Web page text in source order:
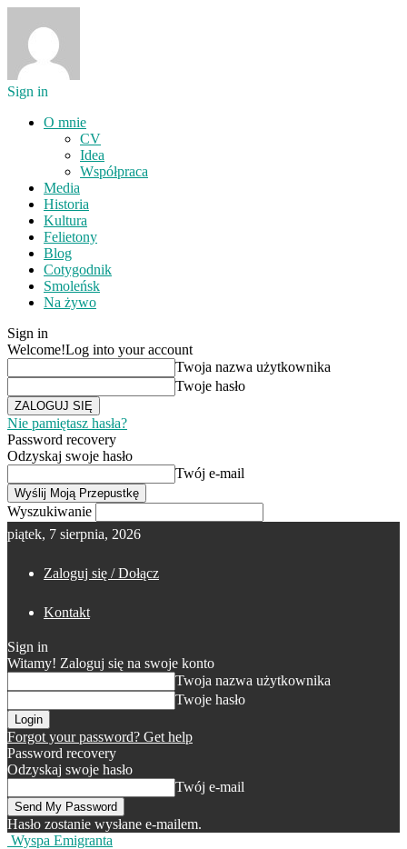
Sign in
O mnie
CV
Idea
Współpraca
Media
Historia
Kultura
Felietony
Blog
Cotygodnik
Smoleńsk
Na żywo
Sign in
Welcome!Log into your account
Twoja nazwa użytkownika
Twoje hasło
Nie pamiętasz hasła?
Password recovery
Odzyskaj swoje hasło
Twój e-mail
Wyszukiwanie
piątek, 7 sierpnia, 2026
Zaloguj się / Dołącz
Kontakt
Sign in
Witamy! Zaloguj się na swoje konto
Twoja nazwa użytkownika
Twoje hasło
Forgot your password? Get help
Password recovery
Odzyskaj swoje hasło
Twój e-mail
Hasło zostanie wysłane e-mailem.
Wyspa Emigranta